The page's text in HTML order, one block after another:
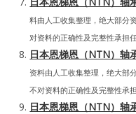
料由人工收集整理，绝大部分
对资料的正确性及完整性承担
日本恩梯恩（NTN）轴
资料由人工收集整理，绝大部
不对资料的正确性及完整性承
日本恩梯恩（NTN）轴